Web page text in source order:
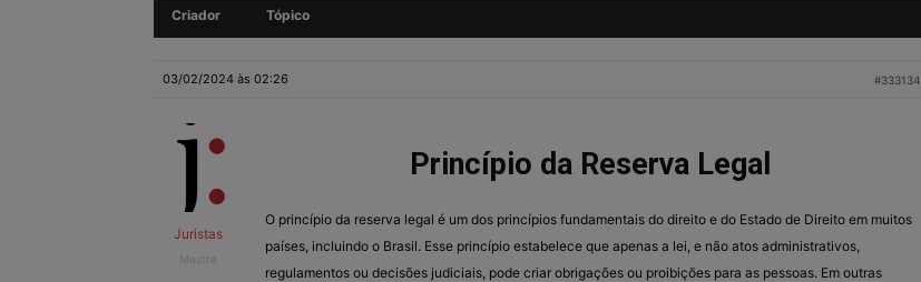
Criador Tópico
03/02/2024 às 02:26 #333134
Juristas
Mestre
Princípio da Reserva Legal
O princípio da reserva legal é um dos princípios fundamentais do direito e do Estado de Direito em muitos
países, incluindo o Brasil. Esse princípio estabelece que apenas a lei, e não atos administrativos,
regulamentos ou decisões judiciais, pode criar obrigações ou proibições para as pessoas. Em outras